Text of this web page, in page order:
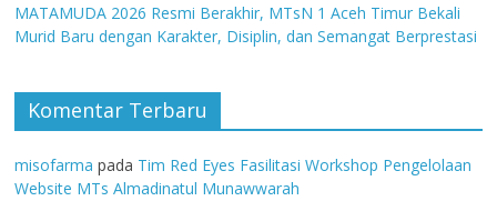
MATAMUDA 2026 Resmi Berakhir, MTsN 1 Aceh Timur Bekali
Murid Baru dengan Karakter, Disiplin, dan Semangat Berprestasi
Komentar Terbaru
misofarma pada Tim Red Eyes Fasilitasi Workshop Pengelolaan
Website MTs Almadinatul Munawwarah